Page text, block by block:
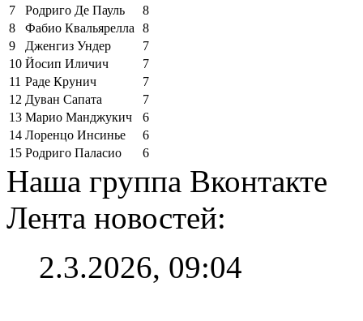
7
Родриго Де Пауль
8
8
Фабио Квальярелла
8
9
Дженгиз Ундер
7
10 Йосип Иличич
7
11 Раде Крунич
7
12 Дуван Сапата
7
13 Марио Манджукич
6
14 Лоренцо Инсинье
6
15 Родриго Паласио 6
Наша группа Вконтакте
Лента новостей:
2.3.2026, 09:04